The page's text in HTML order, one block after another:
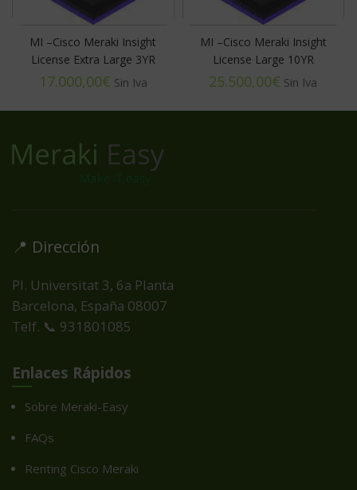
MI –Cisco Meraki Insight
License Extra Large 3YR
€
MI –Cisco Meraki Insight
License Large 10YR
€
📍 Dirección
Pl. Universitat 3, 6a Planta
Barcelona, España 08007
Telf. 📞 931801085
Enlaces Rápidos
Sobre Meraki-Easy
FAQs
Renting Cisco Meraki